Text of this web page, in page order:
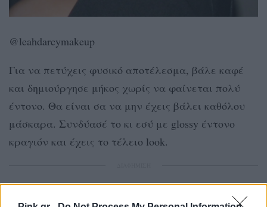
@leahdarcymakeup
Για να πετύχεις φυσικό αποτέλεσμα, βάλε καφέ
και δημιούργησε μήκος χωρίς να φαίνεται πολύ
έντονο. Θα είναι σα να μην έχεις βάλει καθόλου
μάσκαρα. Συνδύασέ το κι εσύ με glossy έντονο
κραγιόν και έχεις το τέλειο look.